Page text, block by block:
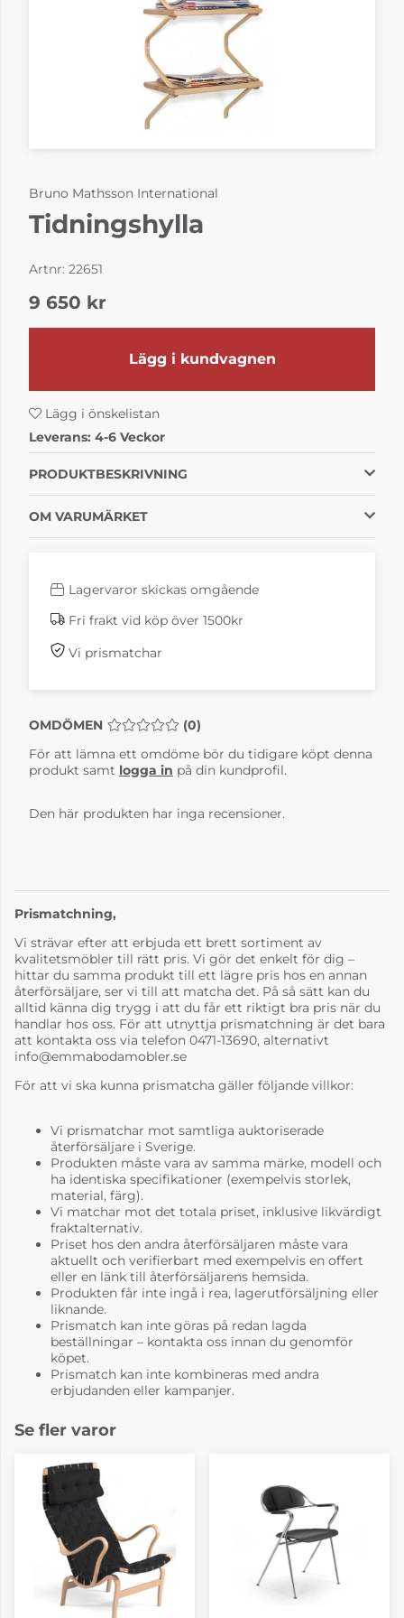
Bruno Mathsson International
Tidningshylla
Artnr: 22651
9 650 kr
Lägg i kundvagnen
Lägg i önskelistan
Leverans: 4-6 Veckor
PRODUKTBESKRIVNING
OM VARUMÄRKET
Lagervaror skickas omgående
Fri frakt vid köp över 1500kr
Vi prismatchar
OMDÖMEN MEDELBETYG 0 AV 5 ANTAL BETYG 0
(0)
För att lämna ett omdöme bör du tidigare köpt denna
produkt samt logga in på din kundprofil.
Den här produkten har inga recensioner.
Prismatchning,
Vi strävar efter att erbjuda ett brett sortiment av
kvalitetsmöbler till rätt pris. Vi gör det enkelt för dig –
hittar du samma produkt till ett lägre pris hos en annan
återförsäljare, ser vi till att matcha det. På så sätt kan du
alltid känna dig trygg i att du får ett riktigt bra pris när du
handlar hos oss. För att utnyttja prismatchning är det bara
att kontakta oss via telefon 0471-13690, alternativt
info@emmabodamobler.se
För att vi ska kunna prismatcha gäller följande villkor:
Vi prismatchar mot samtliga auktoriserade
återförsäljare i Sverige.
Produkten måste vara av samma märke, modell och
ha identiska specifikationer (exempelvis storlek,
material, färg).
Vi matchar mot det totala priset, inklusive likvärdigt
fraktalternativ.
Priset hos den andra återförsäljaren måste vara
aktuellt och verifierbart med exempelvis en offert
eller en länk till återförsäljarens hemsida.
Produkten får inte ingå i rea, lagerutförsäljning eller
liknande.
Prismatch kan inte göras på redan lagda
beställningar – kontakta oss innan du genomför
köpet.
Prismatch kan inte kombineras med andra
erbjudanden eller kampanjer.
Se fler varor